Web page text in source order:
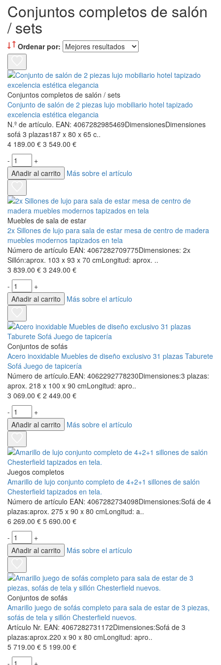
Conjuntos completos de salón
/ sets
Ordenar por:
Conjuntos completos de salón / sets
Conjunto de salón de 2 piezas lujo mobiliario hotel tapizado
excelencia estética elegancia
N.º de artículo. EAN: 4067282985469DimensionesDimensiones
sofá 3 plazas187 x 80 x 65 c..
4 189.00 € 3 549.00 €
-
+
Añadir al carrito
Más sobre el artículo
Muebles de sala de estar
2x Sillones de lujo para sala de estar mesa de centro de madera
muebles modernos tapizados en tela
Número de artículo EAN: 4067282709775Dimensiones: 2x
Sillón:aprox. 103 x 93 x 70 cmLongitud: aprox. ..
3 839.00 € 3 249.00 €
-
+
Añadir al carrito
Más sobre el artículo
Conjuntos de sofás
Acero inoxidable Muebles de diseño exclusivo 31 plazas Taburete
Sofá Juego de tapicería
Número de artículo.EAN: 4062292778230Dimensiones:3 plazas:
aprox. 218 x 100 x 90 cmLongitud: apro..
3 069.00 € 2 449.00 €
-
+
Añadir al carrito
Más sobre el artículo
Juegos completos
Amarillo de lujo conjunto completo de 4+2+1 sillones de salón
Chesterfield tapizados en tela.
Número de artículo EAN: 4067282734098Dimensiones:Sofá de 4
plazas:aprox. 275 x 90 x 80 cmLongitud: a..
6 269.00 € 5 690.00 €
-
+
Añadir al carrito
Más sobre el artículo
Conjuntos de sofás
Amarillo juego de sofás completo para sala de estar de 3 piezas,
sofás de tela y sillón Chesterfield nuevos.
Artículo Nr. EAN: 4067282731172Dimensiones:Sofá de 3
plazas:aprox.220 x 90 x 80 cmLongitud: apro..
5 719.00 € 5 199.00 €
-
+